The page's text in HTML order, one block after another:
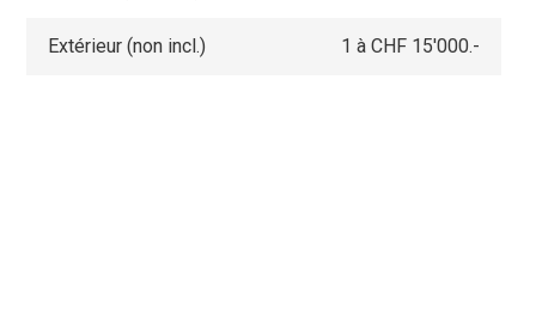
Extérieur (non incl.) 1 à CHF 15'000.-